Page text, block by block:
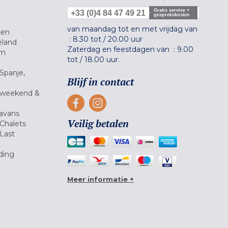
&
+33 (0)4 84 47 49 21
Gratis service +
gesprekskosten
van maandag tot en met vrijdag van
: 8.30 tot / 20.00 uur
Zaterdag en feestdagen van : 9.00
tot / 18.00 uur.
Blijf in contact
Veilig betalen
Meer informatie +